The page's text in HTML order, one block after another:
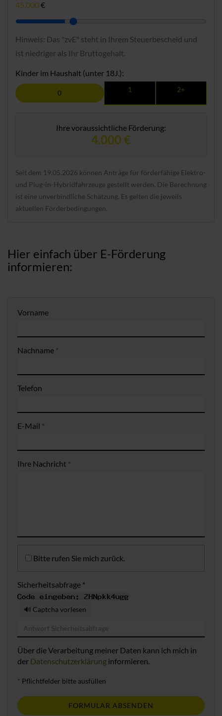
45.000€
Hinweis: Das "zvE" steht in Ihrem Steuerbescheid und
ist niedriger als Ihr Bruttogehalt.
Kinder im Haushalt (unter 18J.):
0 1 2+
Ihre voraussichtliche Förderung:
4.000 €
Seit dem 19.05.2026 können Anträge für förderfähige Elektro-
und Plug-in-Hybridfahrzeuge gestellt werden. Die Berechnung
ist eine unverbindliche Schätzung. Es gelten die jeweils
aktuellen Förderbedingungen.
Hier einfach über E-Förderung
informieren:
Vorname
Nachname *
Telefon
E-Mail *
Ihre Nachricht *
Bitte rufen Sie mich zurück.
Sicherheitsabfrage *
🔊 Captcha vorlesen
Über die Verarbeitung meiner Daten kann ich mich in
der Datenschutzerklärung informieren.
* Pflichtfelder bitte ausfüllen
FORMULAR ABSENDEN